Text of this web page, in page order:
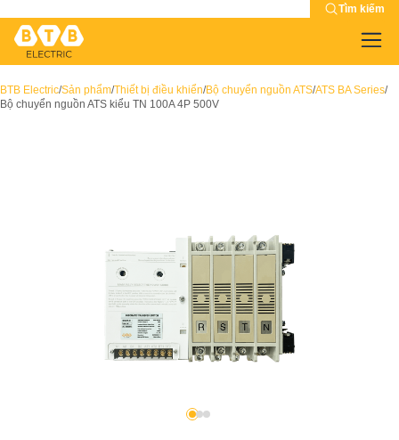
Tìm kiếm
BTB Electric/Sản phẩm/Thiết bị điều khiển/Bộ chuyển nguồn ATS/ATS BA Series/
Bộ chuyển nguồn ATS kiểu TN 100A 4P 500V